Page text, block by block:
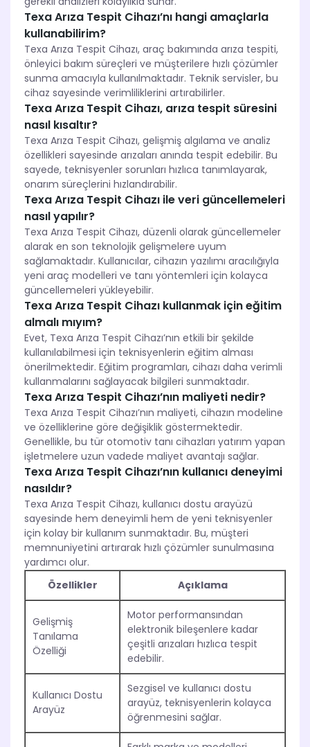
Texa Arıza Tespit Cihazı’nı hangi amaçlarla
kullanabilirim?
Texa Arıza Tespit Cihazı, araç bakımında arıza tespiti,
önleyici bakım süreçleri ve müşterilere hızlı çözümler
sunma amacıyla kullanılmaktadır. Teknik servisler, bu
cihaz sayesinde verimliliklerini artırabilirler.
Texa Arıza Tespit Cihazı, arıza tespit süresini
nasıl kısaltır?
Texa Arıza Tespit Cihazı, gelişmiş algılama ve analiz
özellikleri sayesinde arızaları anında tespit edebilir. Bu
sayede, teknisyenler sorunları hızlıca tanımlayarak,
onarım süreçlerini hızlandırabilir.
Texa Arıza Tespit Cihazı ile veri güncellemeleri
nasıl yapılır?
Texa Arıza Tespit Cihazı, düzenli olarak güncellemeler
alarak en son teknolojik gelişmelere uyum
sağlamaktadır. Kullanıcılar, cihazın yazılımı aracılığıyla
yeni araç modelleri ve tanı yöntemleri için kolayca
güncellemeleri yükleyebilir.
Texa Arıza Tespit Cihazı kullanmak için eğitim
almalı mıyım?
Evet, Texa Arıza Tespit Cihazı’nın etkili bir şekilde
kullanılabilmesi için teknisyenlerin eğitim alması
önerilmektedir. Eğitim programları, cihazı daha verimli
kullanmalarını sağlayacak bilgileri sunmaktadır.
Texa Arıza Tespit Cihazı’nın maliyeti nedir?
Texa Arıza Tespit Cihazı’nın maliyeti, cihazın modeline
ve özelliklerine göre değişiklik göstermektedir.
Genellikle, bu tür otomotiv tanı cihazları yatırım yapan
işletmelere uzun vadede maliyet avantajı sağlar.
Texa Arıza Tespit Cihazı’nın kullanıcı deneyimi
nasıldır?
Texa Arıza Tespit Cihazı, kullanıcı dostu arayüzü
sayesinde hem deneyimli hem de yeni teknisyenler
için kolay bir kullanım sunmaktadır. Bu, müşteri
memnuniyetini artırarak hızlı çözümler sunulmasına
yardımcı olur.
Özellikler
Açıklama
Gelişmiş
Tanılama
Özelliği
Motor performansından
elektronik bileşenlere kadar
çeşitli arızaları hızlıca tespit
edebilir.
Kullanıcı Dostu
Arayüz
Sezgisel ve kullanıcı dostu
arayüz, teknisyenlerin kolayca
öğrenmesini sağlar.